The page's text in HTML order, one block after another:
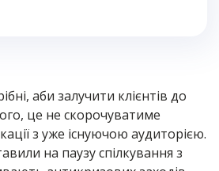
аби залучити клієнтів до
це не скорочуватиме
з уже існуючою аудиторією.
на паузу спілкування з